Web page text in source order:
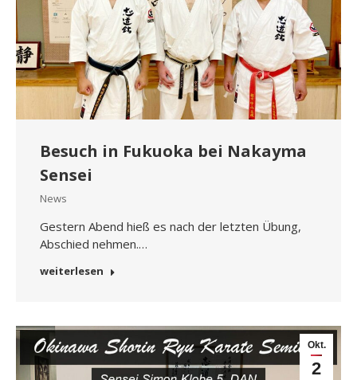
Besuch in Fukuoka bei Nakayma
Sensei
News
Gestern Abend hieß es nach der letzten Übung,
Abschied nehmen.…
weiterlesen
Okt.
2